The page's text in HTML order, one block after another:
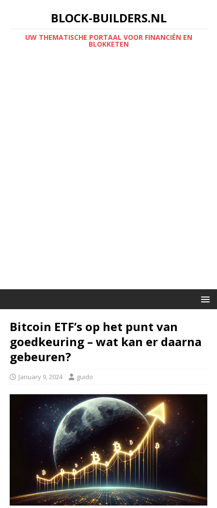
BLOCK-BUILDERS.NL
UW THEMATISCHE PORTAAL VOOR FINANCIËN EN
BLOKKETEN
Bitcoin ETF’s op het punt van
goedkeuring – wat kan er daarna
gebeuren?
January 9, 2024 guido